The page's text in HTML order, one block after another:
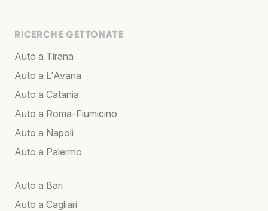
RICERCHE GETTONATE
Auto a Tirana
Auto a L'Avana
Auto a Catania
Auto a Roma-Fiumicino
Auto a Napoli
Auto a Palermo
Auto a Bari
Auto a Cagliari